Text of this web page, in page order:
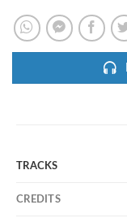
TRACKS
CREDITS